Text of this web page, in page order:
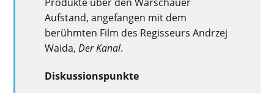
Aufstand, angefangen mit dem
berühmten Film des Regisseurs Andrzej
Waida,Der Kanal.
Diskussionspunkte